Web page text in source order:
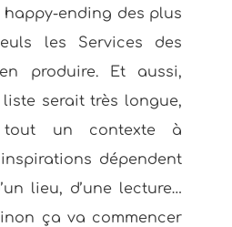
happy-ending des plus
les Services des
produire. Et aussi,
serait très longue,
tout un contexte à
dépendent
lieu, d’une lecture…
ça va commencer